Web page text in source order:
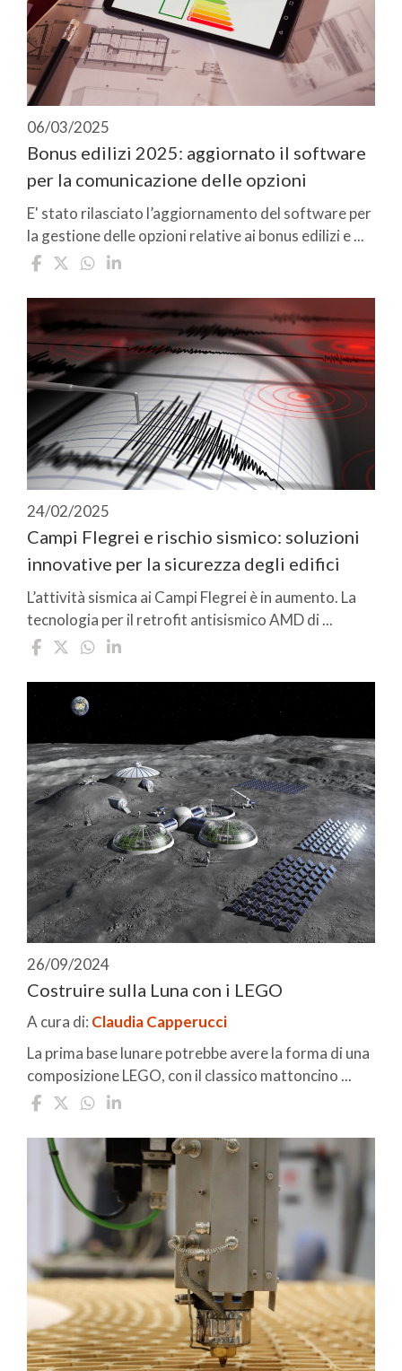
06/03/2025
Bonus edilizi 2025: aggiornato il software
per la comunicazione delle opzioni
E' stato rilasciato l’aggiornamento del software per
la gestione delle opzioni relative ai bonus edilizi e ...
24/02/2025
Campi Flegrei e rischio sismico: soluzioni
innovative per la sicurezza degli edifici
L’attività sismica ai Campi Flegrei è in aumento. La
tecnologia per il retrofit antisismico AMD di ...
26/09/2024
Costruire sulla Luna con i LEGO
A cura di: Claudia Capperucci
La prima base lunare potrebbe avere la forma di una
composizione LEGO, con il classico mattoncino ...